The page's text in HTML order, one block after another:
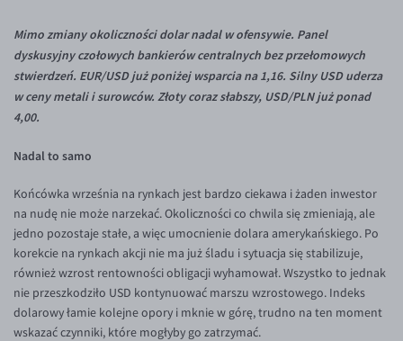
DKK/PLN
NOK/PLN
SEK/PLN
Inne pary walutowe
AUD/PLN
CAD/PLN
CNY/PLN
HKD/PLN
ILS/PLN
Partnerstwa
Walutomat Business
Program Afiliacyjny
Prowizje i rabaty
Metody płatności
Banki i przelewy
Aplikacja mobilna
Bezpieczeństwo
Pomoc
Konto i opłaty
Banki i przelewy
Blog
Aktualności
Komentarze walutowe
Poradnik
KONTAKT
Dla mediów
PL
Mimo zmiany okoliczności dolar nadal w ofensywie. Panel
dyskusyjny czołowych bankierów centralnych bez przełomowych
stwierdzeń. EUR/USD już poniżej wsparcia na 1,16. Silny USD uderza
w ceny metali i surowców. Złoty coraz słabszy, USD/PLN już ponad
4,00.
Nadal to samo
Końcówka września na rynkach jest bardzo ciekawa i żaden inwestor
na nudę nie może narzekać. Okoliczności co chwila się zmieniają, ale
jedno pozostaje stałe, a więc umocnienie dolara amerykańskiego. Po
korekcie na rynkach akcji nie ma już śladu i sytuacja się stabilizuje,
również wzrost rentowności obligacji wyhamował. Wszystko to jednak
nie przeszkodziło USD kontynuować marszu wzrostowego. Indeks
dolarowy łamie kolejne opory i mknie w górę, trudno na ten moment
wskazać czynniki, które mogłyby go zatrzymać.